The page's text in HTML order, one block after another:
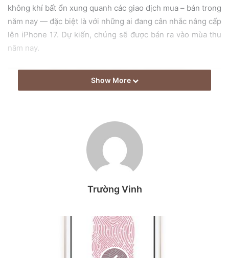
không khí bất ổn xung quanh các giao dịch mua – bán trong
năm nay — đặc biệt là với những ai đang cân nhắc nâng cấp
lên iPhone 17. Dự kiến, chúng sẽ được bán ra vào mùa thu
năm nay.
Trong cuộc họp báo cáo tài chính quý 1 vào tuần trước,
900 triệu USD trong quý 2.
Điều đó không có nghĩa là Apple sẽ chuyển những chi phí
Show More
Trường Vinh